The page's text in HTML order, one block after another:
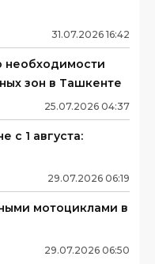
31.07.2026 16:42
необходимости
зон в Ташкенте
25.07.2026 04:37
с 1 августа:
29.07.2026 06:19
мотоциклами в
29.07.2026 06:50